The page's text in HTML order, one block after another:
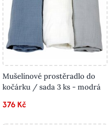
Mušelínové prostěradlo do
kočárku / sada 3 ks - modrá
376 Kč